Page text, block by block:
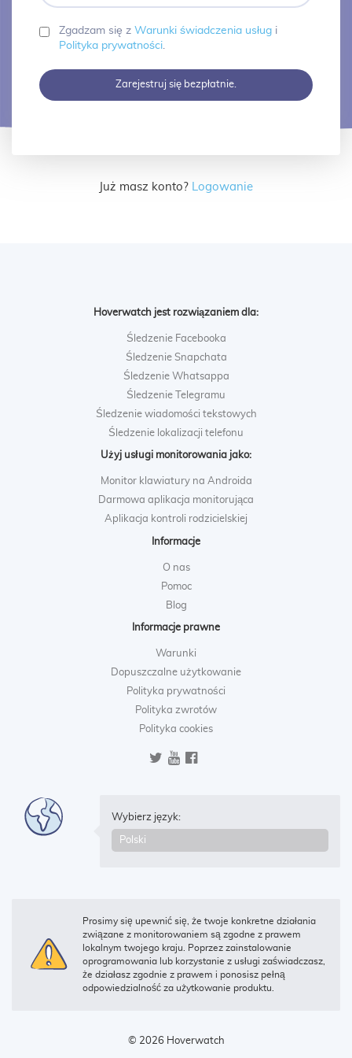
Zgadzam się z Warunki świadczenia usługi
Polityka prywatności.
Zarejestruj się bezpłatnie.
Już masz konto? Logowanie
Hoverwatch jest rozwiązaniem dla:
Śledzenie Facebooka
Śledzenie Snapchata
Śledzenie Whatsappa
Śledzenie Telegramu
Śledzenie wiadomości tekstowych
Śledzenie lokalizacji telefonu
Użyj usługi monitorowania jako:
Monitor klawiatury na Androida
Darmowa aplikacja monitorująca
Aplikacja kontroli rodzicielskiej
Informacje
O nas
Pomoc
Blog
Informacje prawne
Warunki
Dopuszczalne użytkowanie
Polityka prywatności
Polityka zwrotów
Polityka cookies
Wybierz język:
Prosimy się upewnić się, że twoje konkretne działania
związane z monitorowaniem są zgodne z prawem
lokalnym twojego kraju. Poprzez zainstalowanie
oprogramowania lub korzystanie z usługi zaświadczasz,
że działasz zgodnie z prawem i ponosisz pełną
odpowiedzialność za użytkowanie produktu.
© 2026 Hoverwatch